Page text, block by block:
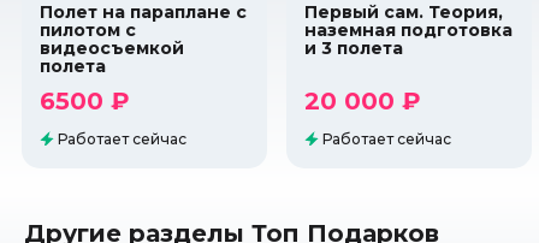
Полет на параплане с
пилотом с
видеосъемкой
полета
6500 ₽
Работает сейчас
Первый сам. Теория,
наземная подготовка
и 3 полета
20 000 ₽
Работает сейчас
Другие разделы Топ Подарков